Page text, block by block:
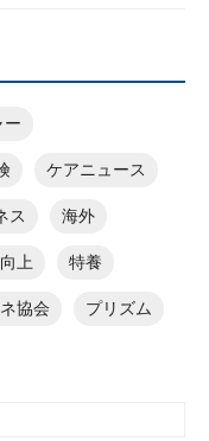
ー
ケアニュース
ス 海外
上 特養
協会 プリズム